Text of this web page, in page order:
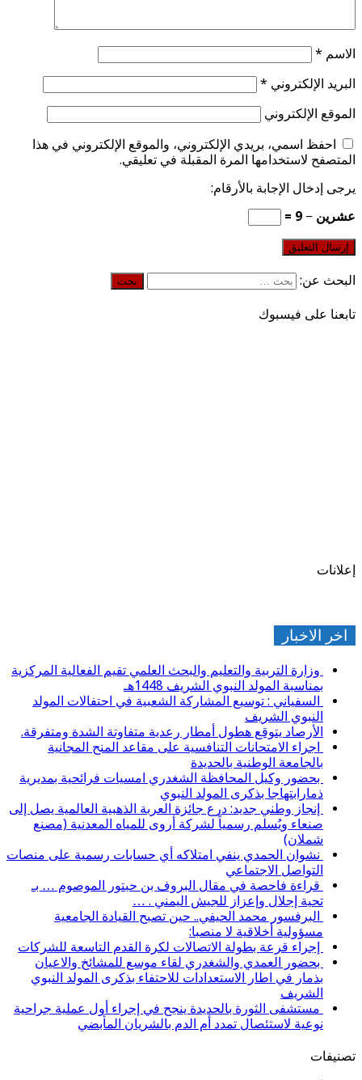
الاسم *
البريد الإلكتروني *
الموقع الإلكتروني
احفظ اسمي، بريدي الإلكتروني، والموقع الإلكتروني في هذا
المتصفح لاستخدامها المرة المقبلة في تعليقي.
يرجى إدخال الإجابة بالأرقام:
عشرين − 9 =
البحث عن:
تابعنا على فيسبوك
إعلانات
اخر الاخبار
وزارة التربية والتعليم والبحث العلمي تقيم الفعالية المركزية
بمناسبة المولد النبوي الشريف 1448هـ
السفياني : توسيع المشاركة الشعبية في احتفالات المولد
النبوي الشريف
الأرصاد يتوقع هطول أمطار رعدية متفاوتة الشدة ومتفرقة.
اجراء الامتحانات التنافسية على مقاعد المنح المجانية
بالجامعة الوطنية بالحديدة
بحضور وكيل المحافظة الشغدري امسيات فرائحية بمديرية
ذمارابتهاجا بذكرى المولد النبوي
إنجاز وطني جديد: درع جائزة العربة الذهبية العالمية يصل إلى
صنعاء ويُسلم رسمياً لشركة أروى للمياه المعدنية (مصنع
شملان)
نشوان الحمدي ينفي امتلاكه أي حسابات رسمية على منصات
التواصل الاجتماعي
قراءة فاحصة في مقال البروف بن حبتور الموصوم … بـ
تحية إجلال وإعزاز للجيش اليمني . …
البرفسور محمد الحيفي.. حين تصبح القيادة الجامعية
مسؤولية أخلاقية لا منصبا:
إجراء قرعة بطولة الاتصالات لكرة القدم التاسعة للشركات
بحضور العمدي والشغدري لقاء موسع للمشائخ والاعيان
بذمار في اطار الاستعدادات للاحتفاء بذكرى المولد النبوي
الشريف
مستشفى الثورة بالحديدة ينجح في إجراء أول عملية جراحية
نوعية لاستئصال تمدد أم الدم بالشريان المأبضي
تصنيفات